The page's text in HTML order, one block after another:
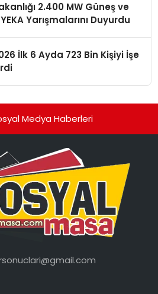
2.400 MW Güneş ve
Yarışmalarını Duyurdu
İlk 6 Ayda 723 Bin Kişiyi İşe
Medya Haberleri